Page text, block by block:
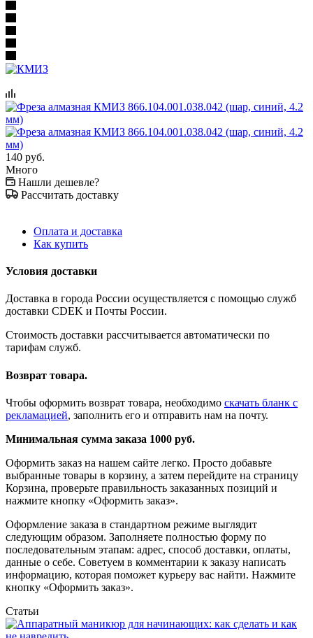
140 руб.
Много
Нашли дешевле?
Рассчитать доставку
Оплата и доставка
Как купить
Условия доставки
Доставка в города России осуществляется с помощью служб
доставки CDEK и Почты России.
Стоимость доставки рассчитывается автоматически по
тарифам служб.
Возврат товара.
Чтобы оформить возврат товара, необходимо скачать бланк с
рекламацией, заполнить его и отправить нам на почту.
Минимальная сумма заказа 1000 руб.
Оформить заказ на нашем сайте легко. Просто добавьте
выбранные товары в корзину, а затем перейдите на страницу
Корзина, проверьте правильность заказанных позиций и
нажмите кнопку «Оформить заказ».
Оформление заказа в стандартном режиме выглядит
следующим образом. Заполняете полностью форму по
последовательным этапам: адрес, способ доставки, оплаты,
данные о себе. Советуем в комментарии к заказу написать
информацию, которая поможет курьеру вас найти. Нажмите
кнопку «Оформить заказ».
Статьи